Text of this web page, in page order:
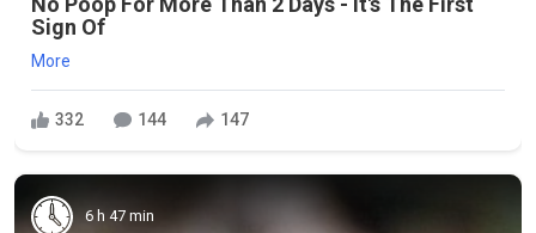
Sign Of
More
332 144 147
6 h 47 min